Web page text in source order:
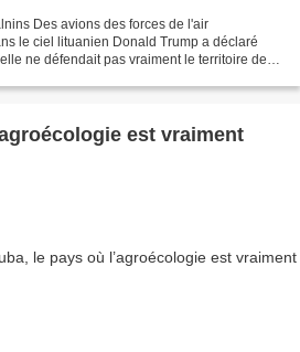
Des avions des forces de l'air
le ciel lituanien Donald Trump a déclaré
ne défendait pas vraiment le territoire de
est vraiment